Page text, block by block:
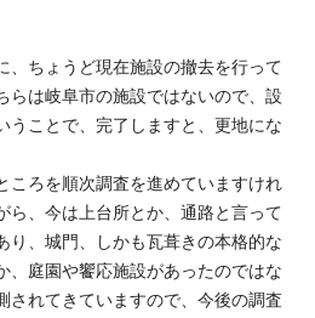
、ちょうど現在施設の撤去を行って
らは岐阜市の施設ではないので、設
うことで、完了しますと、更地にな
ころを順次調査を進めていますけれ
ら、今は上台所とか、通路と言って
り、城門、しかも瓦葺きの本格的な
、庭園や饗応施設があったのではな
されてきていますので、今後の調査